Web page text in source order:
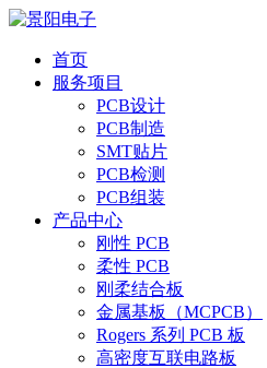
首页
服务项目
PCB设计
PCB制造
SMT贴片
PCB检测
PCB组装
产品中心
刚性 PCB
柔性 PCB
刚柔结合板
金属基板（MCPCB）
Rogers 系列 PCB 板
高密度互联电路板